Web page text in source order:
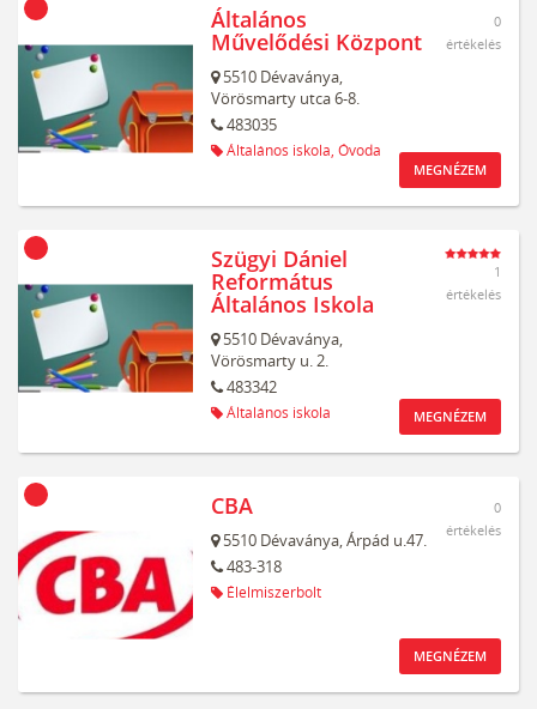
Általános
Művelődési Központ
5510 Dévaványa,
Vörösmarty utca 6-8.
483035
Általános iskola, Óvoda
0
értékelés
MEGNÉZEM
Szügyi Dániel
Református
Általános Iskola
5510 Dévaványa,
Vörösmarty u. 2.
483342
Általános iskola
1
értékelés
MEGNÉZEM
CBA
5510 Dévaványa,Árpád u.47.
483-318
Élelmiszerbolt
0
értékelés
MEGNÉZEM